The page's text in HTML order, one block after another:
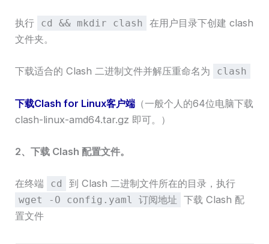
执行 cd && mkdir clash
在用户目录下创建 clash
文件夹。
下载适合的 Clash 二进制文件并解压重命名为 clash
下载Clash for Linux客户端 （一般个人的64位电脑下载
clash-linux-amd64.tar.gz 即可。）
2、下载 Clash 配置文件。
在终端 cd 到 Clash 二进制文件所在的目录，执行
wget -O config.yaml 订阅地址
下载 Clash 配
置文件